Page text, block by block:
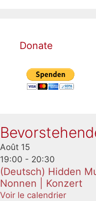
Donate
Août 15
19:00 - 20:30
(Deutsch) Hidden
Nonnen | Konzert
Voir le calendrier